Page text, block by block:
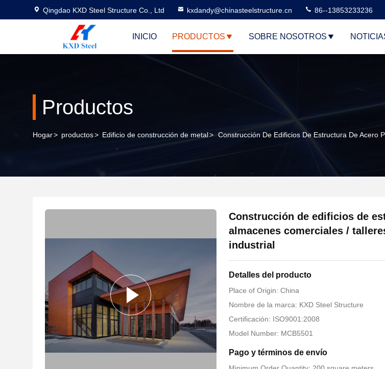
Qingdao KXD Steel Structure Co., Ltd kxdandy@chinasteelstructure.cn 86--13853233236
INICIO PRODUCTOS SOBRE NOSOTROS
Productos
Hogar> productos> Edificio de construcción de metal> Construcción De Edificios De Estructura De Acero
Construcción de edificios de
almacenes comerciales /
industrial
Detalles del producto
Place of Origin: China
Nombre de la marca: KXD Steel Structure
Certificación: ISO9001:2008
Model Number: MCB5501
Pago y términos de envío